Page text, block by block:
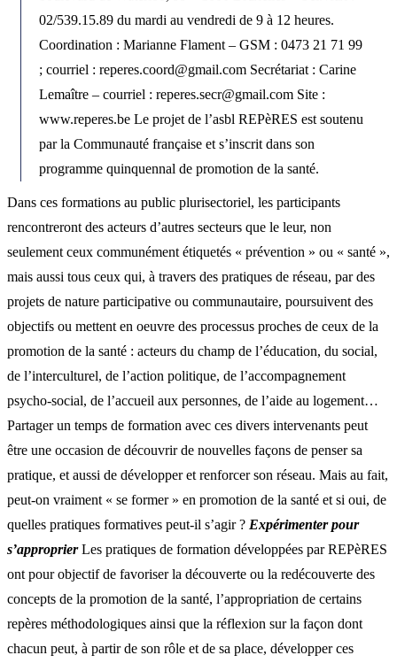
02/539.15.89 du mardi au vendredi de 9 à 12 heures.
Coordination : Marianne Flament – GSM : 0473 21 71 99
; courriel : reperes.coord@gmail.com Secrétariat : Carine
Lemaître – courriel : reperes.secr@gmail.com Site :
www.reperes.be Le projet de l’asbl REPèRES est soutenu
par la Communauté française et s’inscrit dans son
programme quinquennal de promotion de la santé.
Dans ces formations au public plurisectoriel, les participants
rencontreront des acteurs d’autres secteurs que le leur, non
seulement ceux communément étiquetés « prévention » ou « santé »,
mais aussi tous ceux qui, à travers des pratiques de réseau, par des
projets de nature participative ou communautaire, poursuivent des
objectifs ou mettent en oeuvre des processus proches de ceux de la
promotion de la santé : acteurs du champ de l’éducation, du social,
de l’interculturel, de l’action politique, de l’accompagnement
psycho-social, de l’accueil aux personnes, de l’aide au logement…
Partager un temps de formation avec ces divers intervenants peut
être une occasion de découvrir de nouvelles façons de penser sa
pratique, et aussi de développer et renforcer son réseau. Mais au fait,
peut-on vraiment « se former » en promotion de la santé et si oui, de
quelles pratiques formatives peut-il s’agir ? Expérimenter pour
s’approprierLes pratiques de formation développées par REPèRES
ont pour objectif de favoriser la découverte ou la redécouverte des
concepts de la promotion de la santé, l’appropriation de certains
repères méthodologiques ainsi que la réflexion sur la façon dont
chacun peut, à partir de son rôle et de sa place, développer ces